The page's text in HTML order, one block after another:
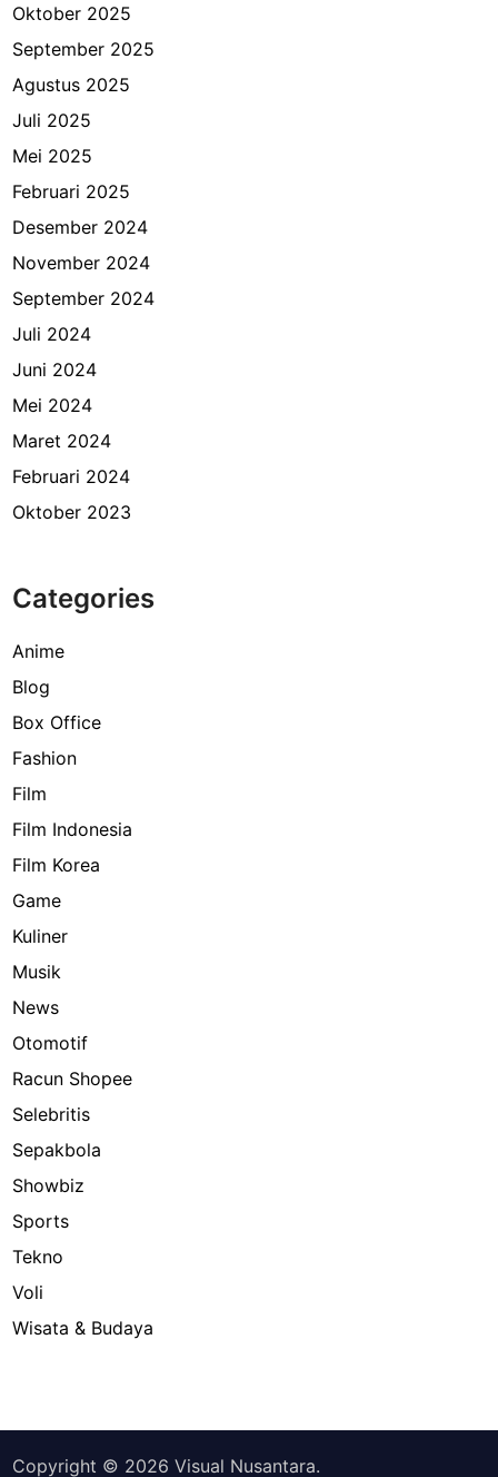
Oktober 2025
September 2025
Agustus 2025
Juli 2025
Mei 2025
Februari 2025
Desember 2024
November 2024
September 2024
Juli 2024
Juni 2024
Mei 2024
Maret 2024
Februari 2024
Oktober 2023
Categories
Anime
Blog
Box Office
Fashion
Film
Film Indonesia
Film Korea
Game
Kuliner
Musik
News
Otomotif
Racun Shopee
Selebritis
Sepakbola
Showbiz
Sports
Tekno
Voli
Wisata & Budaya
Copyright © 2026Visual Nusantara.